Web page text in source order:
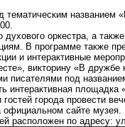
тематическим названием
духового оркестра, а
В программе также
и интерактивные
викторину «В
писателями под
интерактивная площадка
города провести
сайте музея.
расположен по адресу: